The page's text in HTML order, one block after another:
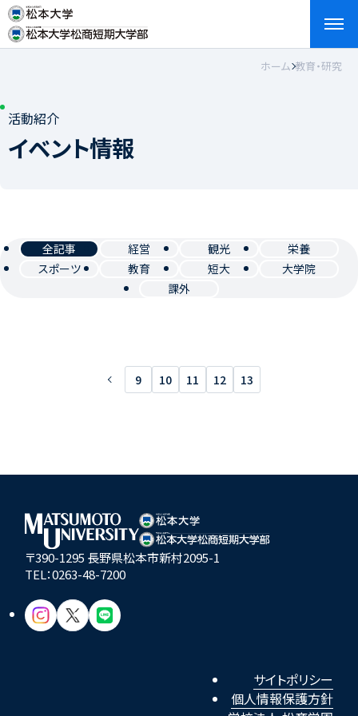
English
ホーム 教育・研究
活動紹介
イベント情報
全記事 経営 観光
栄養
スポーツ
教育 短大
大学院
課外
9 10 11 12 13
〒390-1295 長野県松本市新村2095-1
TEL：0263-48-7200
サイトポリシー
個人情報保護方針